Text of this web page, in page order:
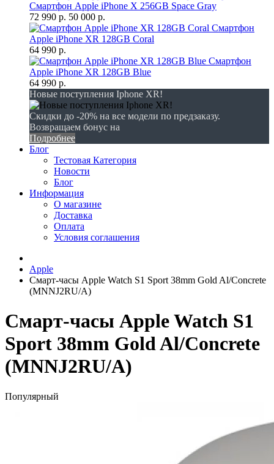
Смартфон Apple iPhone X 256GB Space Gray
72 990 р. 50 000 р.
Смартфон
Apple iPhone XR 128GB Coral
64 990 р.
Смартфон
Apple iPhone XR 128GB Blue
64 990 р.
Новые поступления Iphone XR!
Скидки до -20% на все модели по предзаказу.
Возвращаем бонус на
Подробнее
Блог
Тестовая Категория
Новости
Блог
Информация
О магазине
Доставка
Оплата
Условия соглашения
Apple
Смарт-часы Apple Watch S1 Sport 38mm Gold Al/Concrete
(MNNJ2RU/A)
Смарт-часы Apple Watch S1
Sport 38mm Gold Al/Concrete
(MNNJ2RU/A)
Популярный